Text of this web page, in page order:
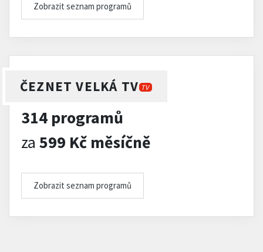
Zobrazit seznam programů
ČEZNET VELKÁ TV TV
314 programů
za 599 Kč měsíčně
Zobrazit seznam programů